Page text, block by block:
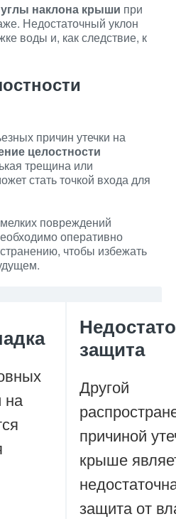
углы наклона крыши при
Недостаточный уклон
воды и, как следствие, к
причин утечки на
целостности
трещина или
стать точкой входа для
повреждений
оперативно
чтобы избежать
на
защита
Другой
причиной
крыше
защита от